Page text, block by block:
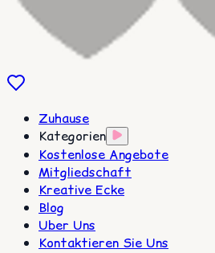
Zuhause
Kategorien
Kostenlose Angebote
Mitgliedschaft
Kreative Ecke
Blog
Uber Uns
Kontaktieren Sie Uns